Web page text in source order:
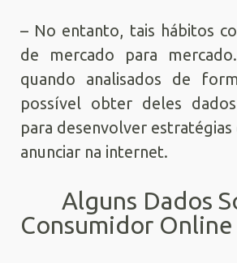
– No entanto, tais hábitos
de mercado para
quando analisados de
possível obter deles
para desenvolver
anunciar na internet.
Alguns Dados
Consumidor